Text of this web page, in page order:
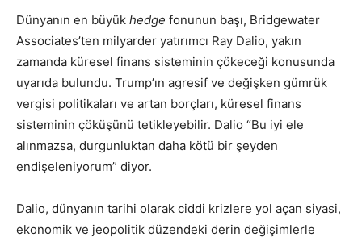
Dünyanın en büyük hedge fonunun başı, Bridgewater
Associates’ten milyarder yatırımcı Ray Dalio, yakın
zamanda küresel finans sisteminin çökeceği konusunda
uyarıda bulundu. Trump’ın agresif ve değişken gümrük
vergisi politikaları ve artan borçları, küresel finans
sisteminin çöküşünü tetikleyebilir. Dalio “Bu iyi ele
alınmazsa, durgunluktan daha kötü bir şeyden
endişeleniyorum” diyor.
Dalio, dünyanın tarihi olarak ciddi krizlere yol açan siyasi,
ekonomik ve jeopolitik düzendeki derin değişimlerle